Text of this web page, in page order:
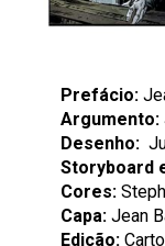
Prefácio:
Argumento:
Desenho:
Storyboard
Cores:
Capa: Jean
Edição: